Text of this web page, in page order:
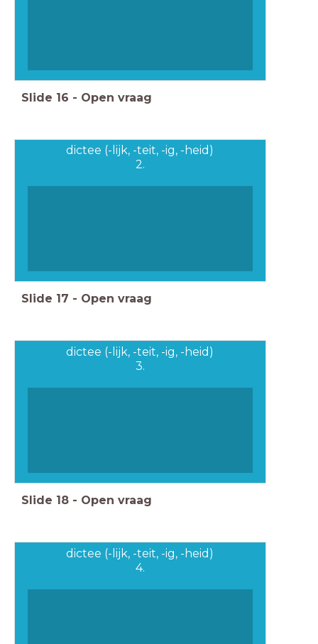
Slide 16 - Open vraag
dictee (-lijk, -teit, -ig, -heid)
2.
Slide 17 - Open vraag
dictee (-lijk, -teit, -ig, -heid)
3.
Slide 18 - Open vraag
dictee (-lijk, -teit, -ig, -heid)
4.